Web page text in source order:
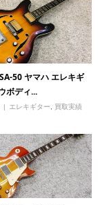
50 ヤマハ エレキギ
ボディ...
エレキギター 買取実績